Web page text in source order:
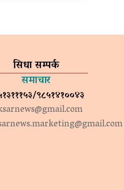
सिधा सम्पर्क
समाचार
९८५१४१००४३